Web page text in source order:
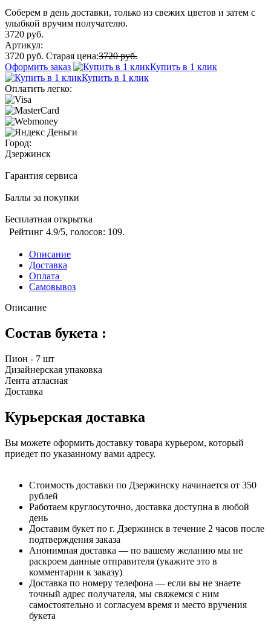
Соберем в день доставки, только из свежих цветов и затем с
улыбкой вручим получателю.
3720 руб.
Артикул:
3720 руб. Старая цена:3720 руб.
Оформить заказ
Купить в 1 клик
Купить в 1 клик
Оплатить легко:
Город:
Дзержинск
Гарантия сервиса
Баллы за покупки
Бесплатная открытка
Рейтинг 4.9/5, голосов: 109.
Описание
Доставка
Оплата
Самовывоз
Описание
Состав букета :
Пион - 7 шт
Дизайнерская упаковка
Лента атласная
Доставка
Курьерская доставка
Вы можете оформить доставку товара курьером, который
приедет по указанному вами адресу.
Стоимость доставки по Дзержинску начинается от 350
рублей
Работаем круглосуточно, доставка доступна в любой
день
Доставим букет по г. Дзержинск в течение 2 часов после
подтверждения заказа
Анонимная доставка — по вашему желанию мы не
раскроем данные отправителя (укажите это в
комментарии к заказу)
Доставка по номеру телефона — если вы не знаете
точный адрес получателя, мы свяжемся с ним
самостоятельно и согласуем время и место вручения
букета